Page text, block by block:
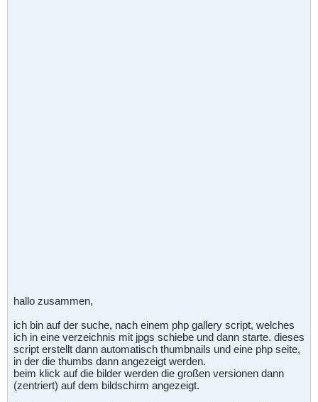
hallo zusammen,
ich bin auf der suche, nach einem php gallery script, welches
ich in eine verzeichnis mit jpgs schiebe und dann starte. dieses
script erstellt dann automatisch thumbnails und eine php seite,
in der die thumbs dann angezeigt werden.
beim klick auf die bilder werden die großen versionen dann
(zentriert) auf dem bildschirm angezeigt.